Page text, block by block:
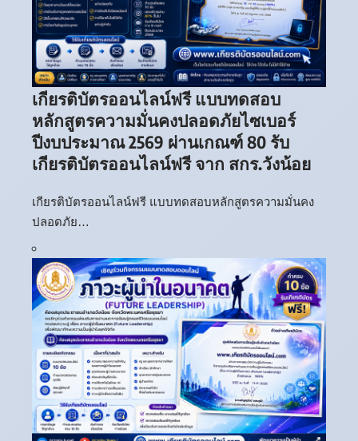
เกียรติบัตรออนไลน์ฟรี แบบทดสอบ
หลักสูตรความมั่นคงปลอดภัยไซเบอร์
ปีงบประมาณ 2569 ผ่านเกณฑ์ 80 รับ
เกียรติบัตรออนไลน์ฟรี จาก สกร.วังน้อย
เกียรติบัตรออนไลน์ฟรี แบบทดสอบหลักสูตรความมั่นคง
ปลอดภัย…